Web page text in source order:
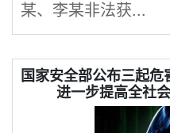
某、李某非法获...
国家安全部公布三起
进一步提高全社